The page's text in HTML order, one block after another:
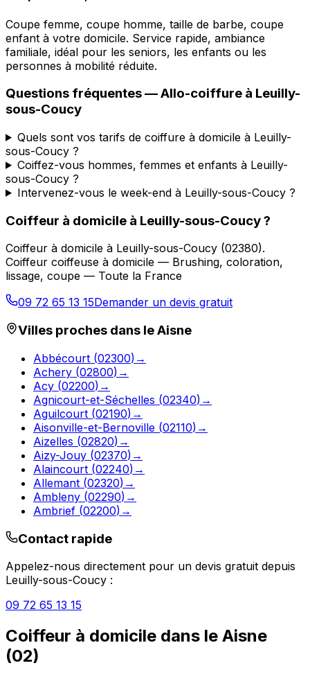
Coupe femme, coupe homme, taille de barbe, coupe
enfant à votre domicile. Service rapide, ambiance
familiale, idéal pour les seniors, les enfants ou les
personnes à mobilité réduite.
Questions fréquentes —Allo-coiffure à Leuilly-
sous-Coucy
Quels sont vos tarifs de coiffure à domicile à Leuilly-
sous-Coucy ?
Coiffez-vous hommes, femmes et enfants à Leuilly-
sous-Coucy ?
Intervenez-vous le week-end à Leuilly-sous-Coucy ?
Coiffeur à domicile à Leuilly-sous-Coucy?
Coiffeur à domicile à Leuilly-sous-Coucy (02380).
Coiffeur coiffeuse à domicile — Brushing, coloration,
lissage, coupe — Toute la France
09 72 65 13 15Demander un devis gratuit
Villes proches dans leAisne
Abbécourt (02300) →
Achery (02800) →
Acy (02200) →
Agnicourt-et-Séchelles (02340) →
Aguilcourt (02190) →
Aisonville-et-Bernoville (02110) →
Aizelles (02820) →
Aizy-Jouy (02370) →
Alaincourt (02240) →
Allemant (02320) →
Ambleny (02290) →
Ambrief (02200) →
Contact rapide
Appelez-nous directement pour un devis gratuit depuis
Leuilly-sous-Coucy :
09 72 65 13 15
Coiffeur à domicile dans le Aisne
(02)